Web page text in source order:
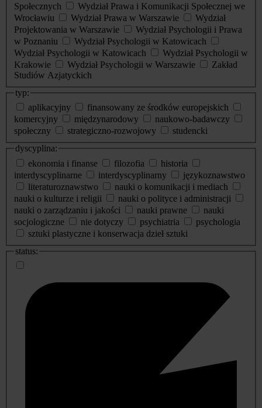
Społecznych
Wydział Prawa i Komunikacji Społecznej we
Wrocławiu
Wydział Prawa w Warszawie
Wydział
Projektowania w Warszawie
Wydział Psychologii i Prawa
w Poznaniu
Wydział Psychologii w Katowicach
Wydział Psychologii w Katowicach
Wydział Psychologii w
Krakowie
Wydział Psychologii w Warszawie
Zakład
Studiów Azjatyckich
typ:
aplikacyjny
finansowany ze środków europejskich
komercyjny
międzynarodowy
naukowo-badawczy
społeczny
strategiczno-rozwojowy
studencki
dyscyplina:
ekonomia i finanse
filozofia
historia
interdyscyplinarne
interdyscyplinarny
językoznawstwo
literaturoznawstwo
nauki o komunikacji i mediach
nauki o kulturze i religii
nauki o polityce i administracji
nauki o zarządzaniu i jakości
nauki prawne
nauki
socjologiczne
nie dotyczy psychiatria
psychologia
sztuki plastyczne i konserwacja dzieł sztuki
status: